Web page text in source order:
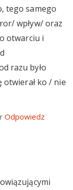
tego samego
wpływ/ oraz
otwarciu i
razu było
otwierał ko / nie
Odpowiedz